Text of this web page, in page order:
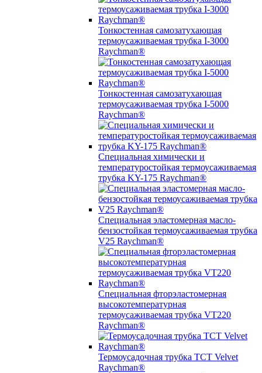
Тонкостенная самозатухающая
термоусаживаемая трубка I-3000
Raychman®
Тонкостенная самозатухающая
термоусаживаемая трубка I-5000
Raychman®
Специальная химически и
температуростойкая термоусаживаемая
трубка KY-175 Raychman®
Специальная эластомерная масло-
бензостойкая термоусаживаемая трубка
V25 Raychman®
Специальная фторэластомерная
высокотемпературная
термоусаживаемая трубка VT220
Raychman®
Термоусадочная трубка TCT Velvet
Raychman®